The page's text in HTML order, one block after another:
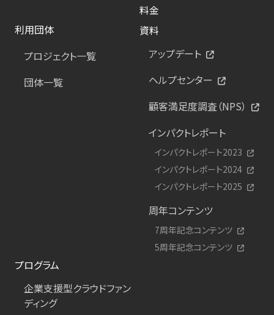
料金
利用団体
プロジェクト一覧
団体一覧
資料
アップデート
ヘルプセンター
顧客満足度調査（NPS）
インパクトレポート
インパクトレポート2023
インパクトレポート2024
インパクトレポート2025
周年コンテンツ
7周年記念コンテンツ
5周年記念コンテンツ
プログラム
企業支援型クラウドファン
ディング